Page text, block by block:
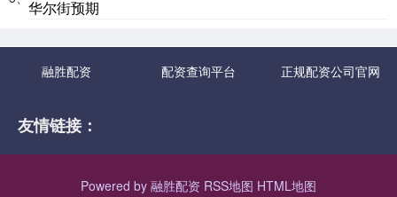
华尔街预期
融胜配资 配资查询平台 正规配资公司官网
友情链接：
Powered by 融胜配资 RSS地图 HTML地图